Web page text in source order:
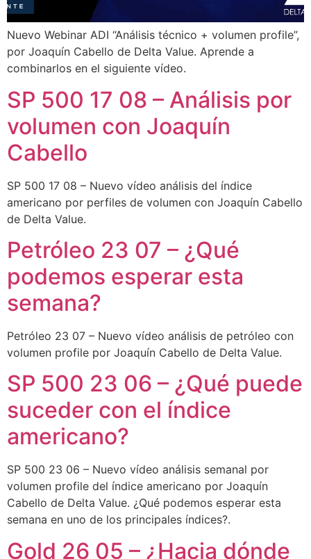
Nuevo Webinar ADI “Análisis técnico + volumen profile”,
por Joaquín Cabello de Delta Value. Aprende a
combinarlos en el siguiente vídeo.
SP 500 17 08 – Análisis por
volumen con Joaquín
Cabello
SP 500 17 08 – Nuevo vídeo análisis del índice
americano por perfiles de volumen con Joaquín Cabello
de Delta Value.
Petróleo 23 07 – ¿Qué
podemos esperar esta
semana?
Petróleo 23 07 – Nuevo vídeo análisis de petróleo con
volumen profile por Joaquín Cabello de Delta Value.
SP 500 23 06 – ¿Qué puede
suceder con el índice
americano?
SP 500 23 06 – Nuevo vídeo análisis semanal por
volumen profile del índice americano por Joaquín
Cabello de Delta Value. ¿Qué podemos esperar esta
semana en uno de los principales índices?.
Gold 26 05 – ¿Hacia dónde